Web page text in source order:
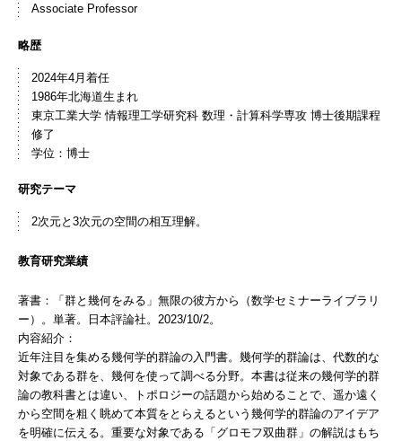
Associate Professor
略歴
2024年4月着任
1986年北海道生まれ
東京工業大学 情報理工学研究科 数理・計算科学専攻 博士後期課程
修了
学位：博士
研究テーマ
2次元と3次元の空間の相互理解。
教育研究業績
著書：「群と幾何をみる」無限の彼方から（数学セミナーライブラリ
ー）。単著。日本評論社。2023/10/2。
内容紹介：
近年注目を集める幾何学的群論の入門書。幾何学的群論は、代数的な
対象である群を、幾何を使って調べる分野。本書は従来の幾何学的群
論の教科書とは違い、トポロジーの話題から始めることで、遥か遠く
から空間を粗く眺めて本質をとらえるという幾何学的群論のアイデア
を明確に伝える。重要な対象である「グロモフ双曲群」の解説はもち